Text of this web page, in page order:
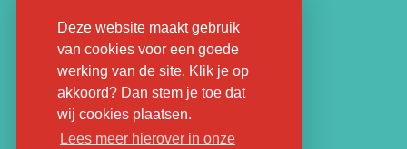
Deze website maakt gebruik
van cookies voor een goede
werking van de site. Klik je op
akkoord? Dan stem je toe dat
wij cookies plaatsen.
Lees meer hierover in onze
Huiskamer voor iedereen
Nieuws
Praktische informatie
Contact